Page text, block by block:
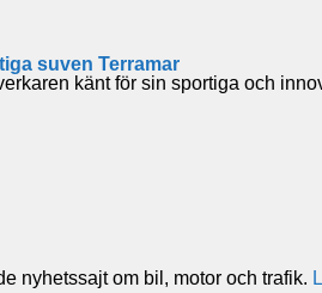
suven Terramar
känt för sin sportiga och
nyhetssajt om bil, motor och trafik.